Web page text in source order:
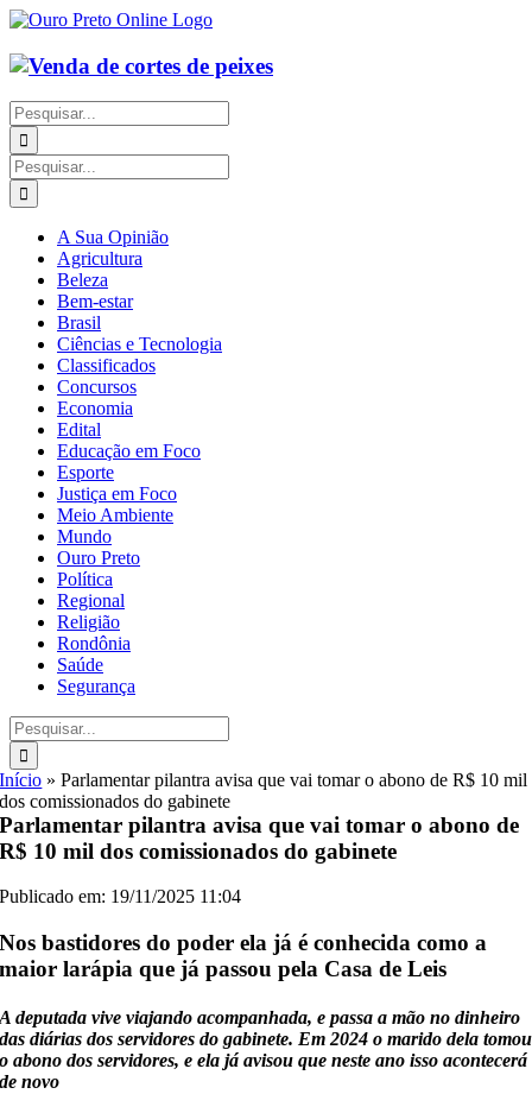
Ir
o
conteúdo
Buscar
resultados
para:
Buscar
resultados
para:
A Sua Opinião
Agricultura
Beleza
Bem-estar
Brasil
Ciências e Tecnologia
Classificados
Concursos
Economia
Edital
Educação em Foco
Esporte
Justiça em Foco
Meio Ambiente
Mundo
Ouro Preto
Política
Regional
Religião
Rondônia
Saúde
Segurança
Buscar
resultados
para:
Início »Parlamentar pilantra avisa que vai tomar o abono de R$ 10 mil
dos comissionados do gabinete
Parlamentar pilantra avisa que vai tomar o abono de
R$ 10 mil dos comissionados do gabinete
Publicado em: 19/11/2025 11:04
Nos bastidores do poder ela já é conhecida como a
maior larápia que já passou pela Casa de Leis
A deputada vive viajando acompanhada, e passa a mão no dinheiro
das diárias dos servidores do gabinete. Em 2024 o marido dela tomou
o abono dos servidores, e ela já avisou que neste ano isso acontecerá
de novo